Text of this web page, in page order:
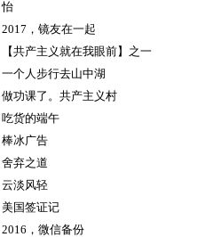
怡
2017，镜友在一起
【共产主义就在我眼前】之一
一个人步行去山中湖
做功课了。共产主义村
吃货的端午
棒冰广告
舍弃之道
云淡风轻
美国签证记
2016，微信备份